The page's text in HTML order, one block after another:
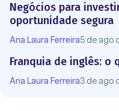
Negócios para
oportunidade segura
Ana Laura Ferreira5 de ago
Franquia de inglês: o
Ana Laura Ferreira3 de ago